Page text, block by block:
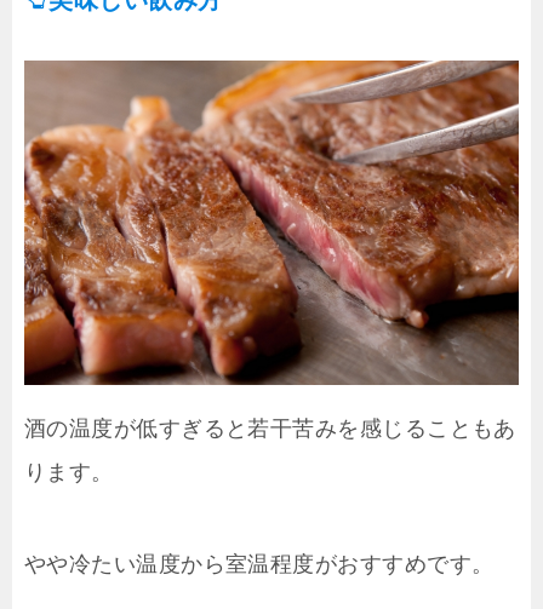
酒の温度が低すぎると若干苦みを感じることもあ
ります。
やや冷たい温度から室温程度がおすすめです。